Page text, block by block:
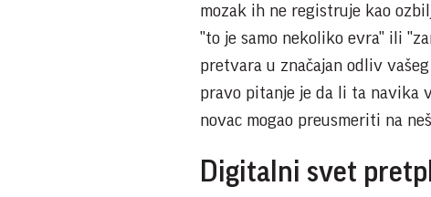
mozak ih ne registruje kao
"to je samo nekoliko evra" ili
pretvara u značajan odliv
pravo pitanje je da li ta navika
novac mogao preusmeriti na
Digitalni svet